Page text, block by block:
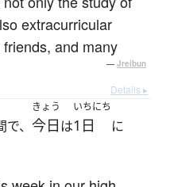
extracurricular
and many
— Jreibun
Details ▸
、
きょう
今日は
いちにち
1日 に